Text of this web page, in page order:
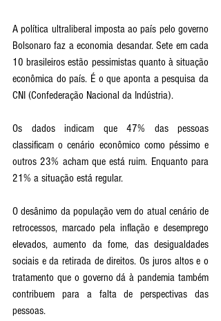
A política ultraliberal imposta ao país pelo governo
Bolsonaro faz a economia desandar. Sete em cada
10 brasileiros estão pessimistas quanto à situação
econômica do país. É o que aponta a pesquisa da
CNI (Confederação Nacional da Indústria).
Os dados indicam que 47% das pessoas
classificam o cenário econômico como péssimo e
outros 23% acham que está ruim. Enquanto para
21% a situação está regular.
O desânimo da população vem do atual cenário de
retrocessos, marcado pela inflação e desemprego
elevados, aumento da fome, das desigualdades
sociais e da retirada de direitos. Os juros altos e o
tratamento que o governo dá à pandemia também
contribuem para a falta de perspectivas das
pessoas.